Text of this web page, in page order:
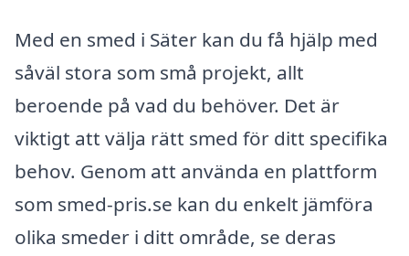
Med en smed i Säter kan du få hjälp med
såväl stora som små projekt, allt
beroende på vad du behöver. Det är
viktigt att välja rätt smed för ditt specifika
behov. Genom att använda en plattform
som smed-pris.se kan du enkelt jämföra
olika smeder i ditt område, se deras